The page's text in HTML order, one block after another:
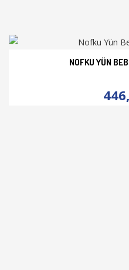
NOFKU YÜN